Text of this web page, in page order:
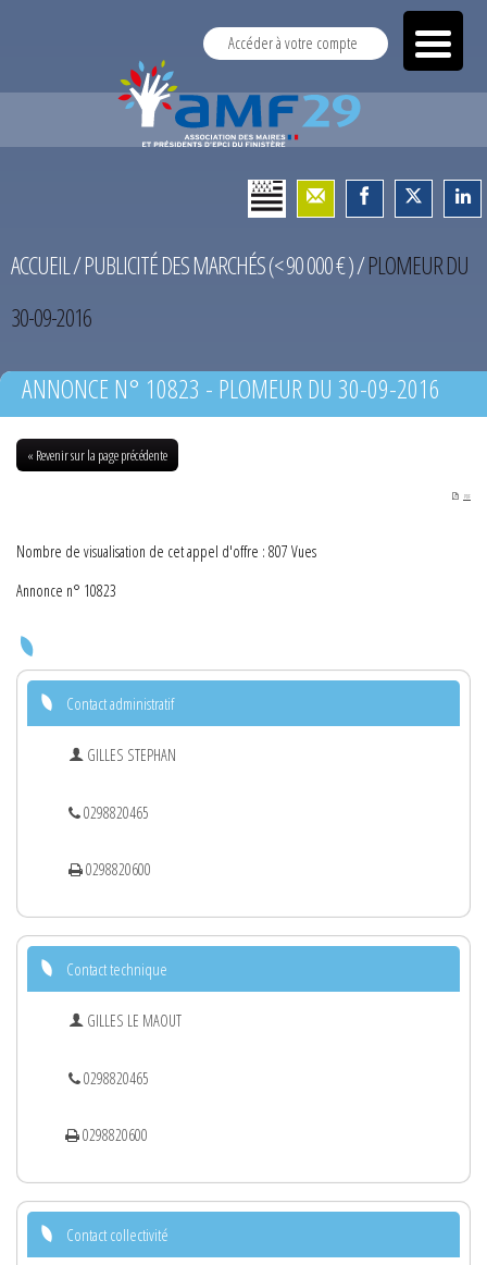
Accéder à votre compte
ACCUEIL/PUBLICITÉ DES MARCHÉS (< 90 000 € )/PLOMEUR DU
30-09-2016
ANNONCE N° 10823 - PLOMEUR DU 30-09-2016
« Revenir sur la page précédente
PDF
Nombre de visualisation de cet appel d'offre : 807 Vues
Annonce n° 10823
Contact administratif
GILLES STEPHAN
0298820465
0298820600
Contact technique
GILLES LE MAOUT
0298820465
0298820600
Contact collectivité